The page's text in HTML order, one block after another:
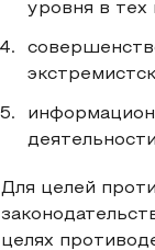
уровня в тех
Для целей
целях